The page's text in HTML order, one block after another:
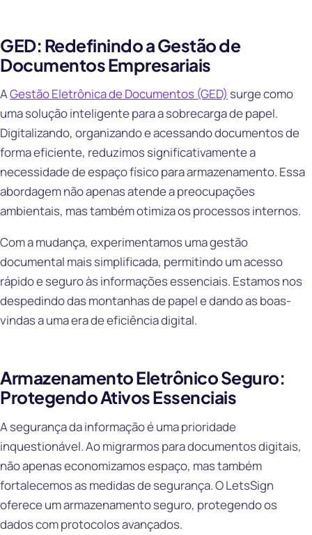
GED: Redefinindo a Gestão de
Documentos Empresariais
AGestão Eletrônica de Documentos (GED) surge como
uma solução inteligente para a sobrecarga de papel.
Digitalizando, organizando e acessando documentos de
forma eficiente, reduzimos significativamente a
necessidade de espaço físico para armazenamento. Essa
abordagem não apenas atende a preocupações
ambientais, mas também otimiza os processos internos.
Com a mudança, experimentamos uma gestão
documental mais simplificada, permitindo um acesso
rápido e seguro às informações essenciais. Estamos nos
despedindo das montanhas de papel e dando as boas-
vindas a uma era de eficiência digital.
Armazenamento Eletrônico Seguro:
Protegendo Ativos Essenciais
A segurança da informação é uma prioridade
inquestionável. Ao migrarmos para documentos digitais,
não apenas economizamos espaço, mas também
fortalecemos as medidas de segurança. O LetsSign
oferece um armazenamento seguro, protegendo os
dados com protocolos avançados.